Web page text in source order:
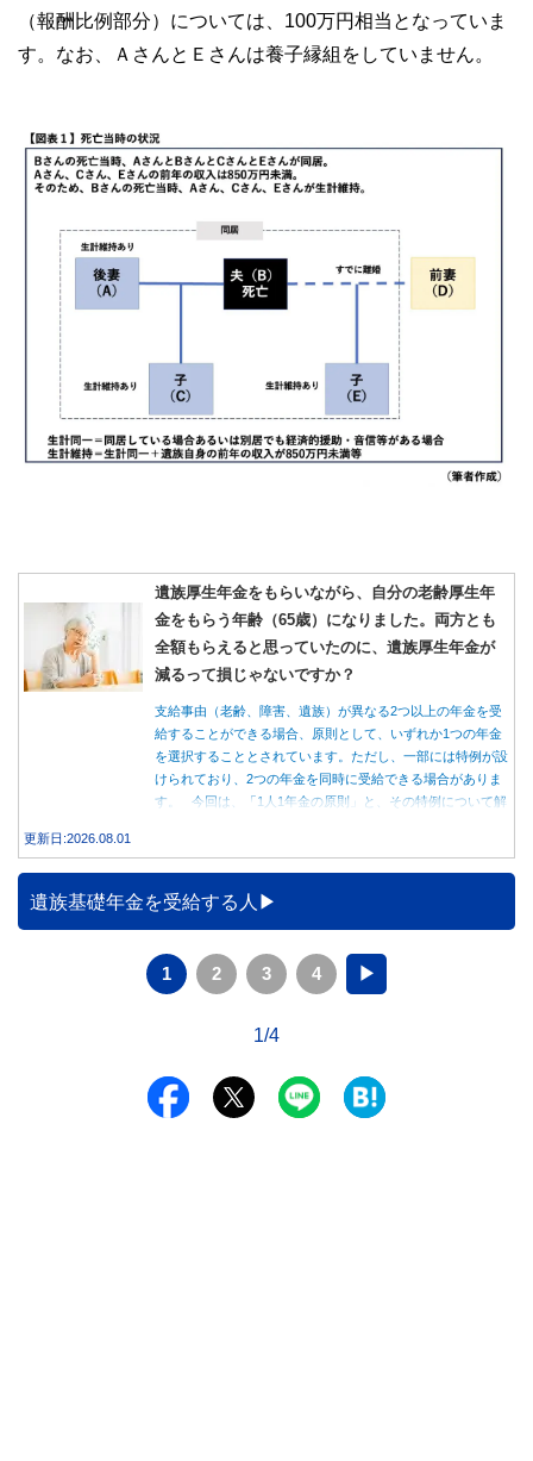
（報酬比例部分）については、100万円相当となっていま
す。なお、ＡさんとＥさんは養子縁組をしていません。
遺族厚生年金をもらいながら、自分の老齢厚生年
金をもらう年齢（65歳）になりました。両方とも
全額もらえると思っていたのに、遺族厚生年金が
減るって損じゃないですか？
支給事由（老齢、障害、遺族）が異なる2つ以上の年金を受
給することができる場合、原則として、いずれか1つの年金
を選択することとされています。ただし、一部には特例が設
けられており、2つの年金を同時に受給できる場合がありま
す。 今回は、「1人1年金の原則」と、その特例について解
更新日:2026.08.01
遺族基礎年金を受給する人
1 2 3 4 ▶
1/4